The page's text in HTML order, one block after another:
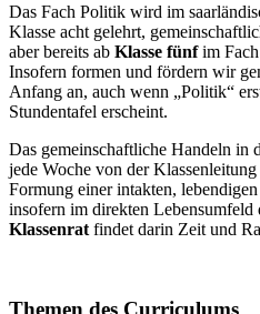
Das Fach Politik wird im
Klasse acht gelehrt,
aber bereits ab Klasse fünfim Fach
Insofern formen und fördern wir
Anfang an, auch wenn „Politik“
Stundentafel erscheint.
Das gemeinschaftliche Handeln in
jede Woche von der
Formung einer intakten,
insofern im direkten
Klassenrat findet darin Zeit und
Themen des Curriculums